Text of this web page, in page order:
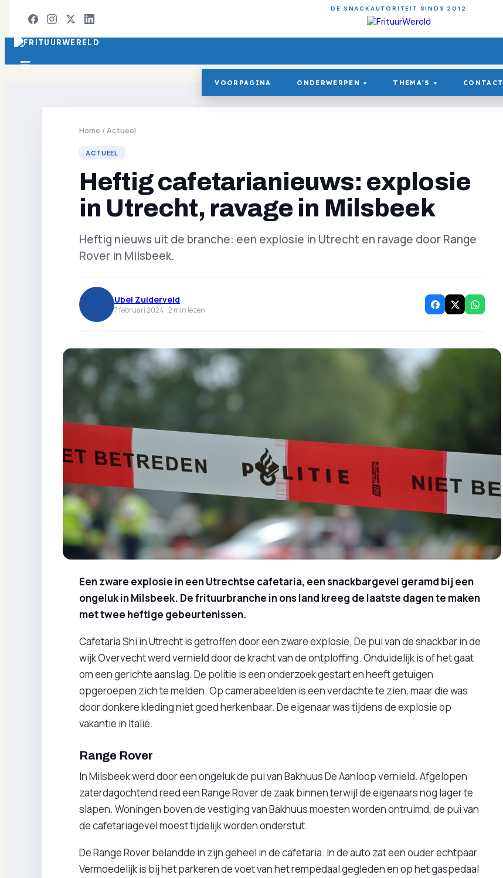
DE SNACKAUTORITEIT SINDS 2012
VOORPAGINA ONDERWERPEN ▾ THEMA'S ▾ CONTACT
Home /Actueel
ACTUEEL
Heftig cafetarianieuws: explosie
in Utrecht, ravage in Milsbeek
Heftig nieuws uit de branche: een explosie in Utrecht en ravage door Range
Rover in Milsbeek.
Ubel Zuiderveld
7 februari 2024 ·2 min lezen
Een zware explosie in een Utrechtse cafetaria, een snackbargevel geramd bij een
ongeluk in Milsbeek. De frituurbranche in ons land kreeg de laatste dagen te maken
met twee heftige gebeurtenissen.
Cafetaria Shi in Utrecht is getroffen door een zware explosie. De pui van de snackbar in de
wijk Overvecht werd vernield door de kracht van de ontploffing. Onduidelijk is of het gaat
om een gerichte aanslag. De politie is een onderzoek gestart en heeft getuigen
opgeroepen zich te melden. Op camerabeelden is een verdachte te zien, maar die was
door donkere kleding niet goed herkenbaar. De eigenaar was tijdens de explosie op
vakantie in Italië.
Range Rover
In Milsbeek werd door een ongeluk de pui van Bakhuus De Aanloop vernield. Afgelopen
zaterdagochtend reed een Range Rover de zaak binnen terwijl de eigenaars nog lager te
slapen. Woningen boven de vestiging van Bakhuus moesten worden ontruimd, de pui van
de cafetariagevel moest tijdelijk worden onderstut.
De Range Rover belandde in zijn geheel in de cafetaria. In de auto zat een ouder echtpaar.
Vermoedelijk is bij het parkeren de voet van het rempedaal gegleden en op het gaspedaal